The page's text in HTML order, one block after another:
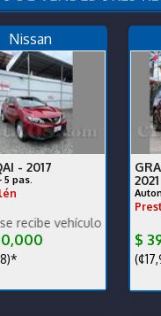
Nissan
- 2017
5 pas.
menor valor
2021
$